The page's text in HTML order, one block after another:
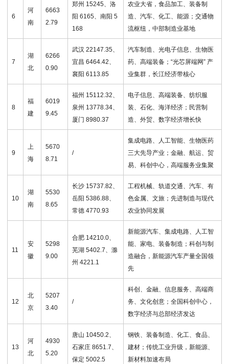
6
河
南
6663
2.79
郑州 15245、洛
阳 6165、南阳 5
168
农业大省，食品加工、装备制
造、汽车、化工、能源；交通物
流枢纽，中部制造业基地
7
湖
北
6266
0.90
武汉 22147.35、
宜昌 6464.42、
襄阳 6113.85
汽车制造、光电子信息、生物医
药、高端装备；“光芯屏端网” 产
业集群，长江经济带核心
8
福
建
6019
9.45
福州 15112.32、
泉州 13778.34、
厦门 8980.37
电子信息、高端装备、纺织服
装、石化、海洋经济；民营制
造、外贸、数字经济增长快
9
上
海
5670
8.71
/
集成电路、人工智能、生物医药
三大先导产业；金融、航运、贸
易、科创中心，高端服务业集聚
10
湖
南
5530
8.65
长沙 15737.82、
岳阳 5386.88、
常德 4770.93
工程机械、轨道交通、汽车、有
色金属、文旅；先进制造与现代
农业协同发展
11
安
徽
5298
9.00
合肥 14210.0、
芜湖 5402.7、滁
州 4221.1
新能源汽车、集成电路、人工智
能、家电、装备制造；科创与制
造融合，新能源汽车产量全国领
先
12
北
京
5207
3.40
/
科创、金融、信息服务、高端商
务、文化创意；全国科创中心，
数字经济与总部经济发达
13
河
北
4930
5.20
唐山 10450.2、
石家庄 8651.7、
保定 5002.5
钢铁、装备制造、化工、食品、
建材；传统工业升级，新能源、
新材料加速布局